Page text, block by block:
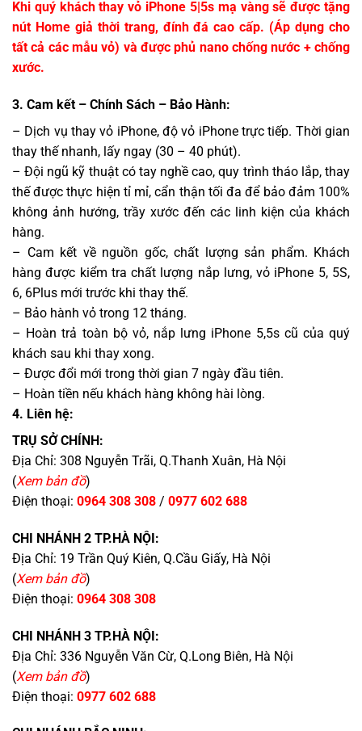
Khi quý kháchthay vỏ iPhone 5|5s mạ vàng sẽ được tặng
nút Home giả thời trang, đính đá cao cấp. (Áp dụng cho
tất cả các mẫu vỏ) và được phủ nano chống nước + chống
xước.
3. Cam kết – Chính Sách – Bảo Hành:
– Dịch vụ thay vỏ iPhone, độ vỏ iPhone trực tiếp. Thời gian
thay thế nhanh, lấy ngay (30 – 40 phút).
– Đội ngũ kỹ thuật có tay nghề cao, quy trình tháo lắp, thay
thế được thực hiện tỉ mỉ, cẩn thận tối đa để bảo đảm 100%
không ảnh hướng, trầy xước đến các linh kiện của khách
hàng.
– Cam kết về nguồn gốc, chất lượng sản phẩm. Khách
hàng được kiểm tra chất lượng nắp lưng, vỏ iPhone 5, 5S,
6, 6Plus mới trước khi thay thế.
– Bảo hành vỏ trong 12 tháng.
– Hoàn trả toàn bộ vỏ, nắp lưng iPhone 5,5s cũ của quý
khách sau khi thay xong.
– Được đổi mới trong thời gian 7 ngày đầu tiên.
– Hoàn tiền nếu khách hàng không hài lòng.
4. Liên hệ:
TRỤ SỞ CHÍNH:
Địa Chỉ: 308 Nguyễn Trãi, Q.Thanh Xuân, Hà Nội
(Xem bản đồ)
Điện thoại: 0964 308 308 / 0977 602 688
CHI NHÁNH 2 TP.HÀ NỘI:
Địa Chỉ: 19 Trần Quý Kiên, Q.Cầu Giấy, Hà Nội
(Xem bản đồ)
Điện thoại: 0964 308 308
CHI NHÁNH 3 TP.HÀ NỘI:
Địa Chỉ: 336 Nguyễn Văn Cừ, Q.Long Biên, Hà Nội
(Xem bản đồ)
Điện thoại: 0977 602 688